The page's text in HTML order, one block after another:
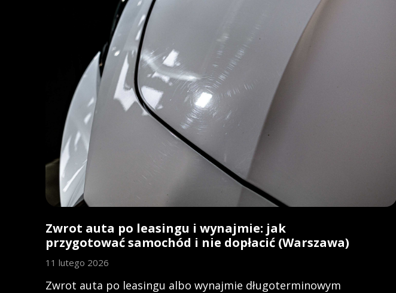
Zwrot auta po leasingu i wynajmie: jak
przygotować samochód i nie dopłacić (Warszawa)
11 lutego 2026
Zwrot auta po leasingu albo wynajmie długoterminowym